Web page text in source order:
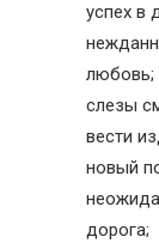
успех в
любовь;
слезы
вести
новый
дорога;